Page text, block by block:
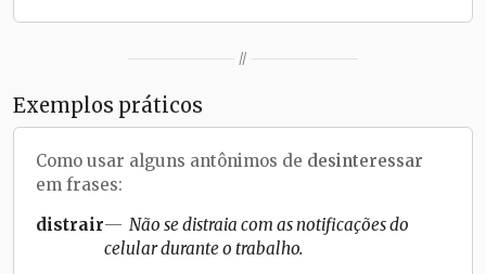
//
Exemplos práticos
Como usar alguns antônimos de desinteressar
em frases:
distrair
Não se distraia com as notificações do
celular durante o trabalho.